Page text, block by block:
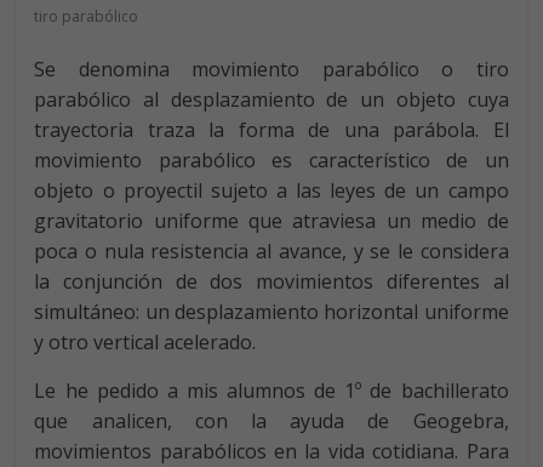
tiro parabólico
Se denomina movimiento parabólico o tiro
parabólico al desplazamiento de un objeto cuya
trayectoria traza la forma de una parábola. El
movimiento parabólico es característico de un
objeto o proyectil sujeto a las leyes de un campo
gravitatorio uniforme que atraviesa un medio de
poca o nula resistencia al avance, y se le considera
la conjunción de dos movimientos diferentes al
simultáneo: un desplazamiento horizontal uniforme
y otro vertical acelerado.
Le he pedido a mis alumnos de 1º de bachillerato
que analicen, con la ayuda de Geogebra,
movimientos parabólicos en la vida cotidiana. Para